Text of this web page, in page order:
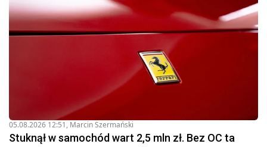
05.08.2026 12:51, Marcin Szermański
Stuknął w samochód wart 2,5 mln zł. Bez OC ta